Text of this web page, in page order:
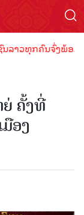
າວທຸກຄົນຈົ່ງພ້ອມເ
ຍ່ ຄັ້ງທີ່
ອງ